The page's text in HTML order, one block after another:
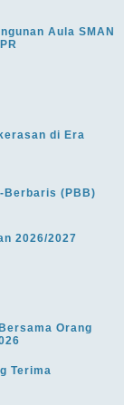
Aula SMAN
di Era
Berbaris (PBB)
2026/2027
Orang
Terima